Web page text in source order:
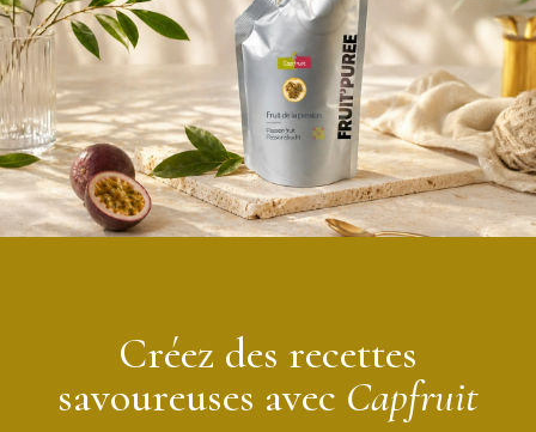
Conservation :
À conserver dans un endroit frais et sec
Peut être stocké 8 jours au réfrigérateur après ouverture
Poids net : 1 kg
Marque : Capfruit
Chefs étoilés et Meilleurs Ouvriers de France, ces purées de fruits
séduisent par leur goût intense. Variété de saveurs, praticité d’utilisation
et qualité des matières premières, les purées de fruits Capfruit inspirent
mille et une recettes.
Créez des recettes
savoureuses avec Capfruit